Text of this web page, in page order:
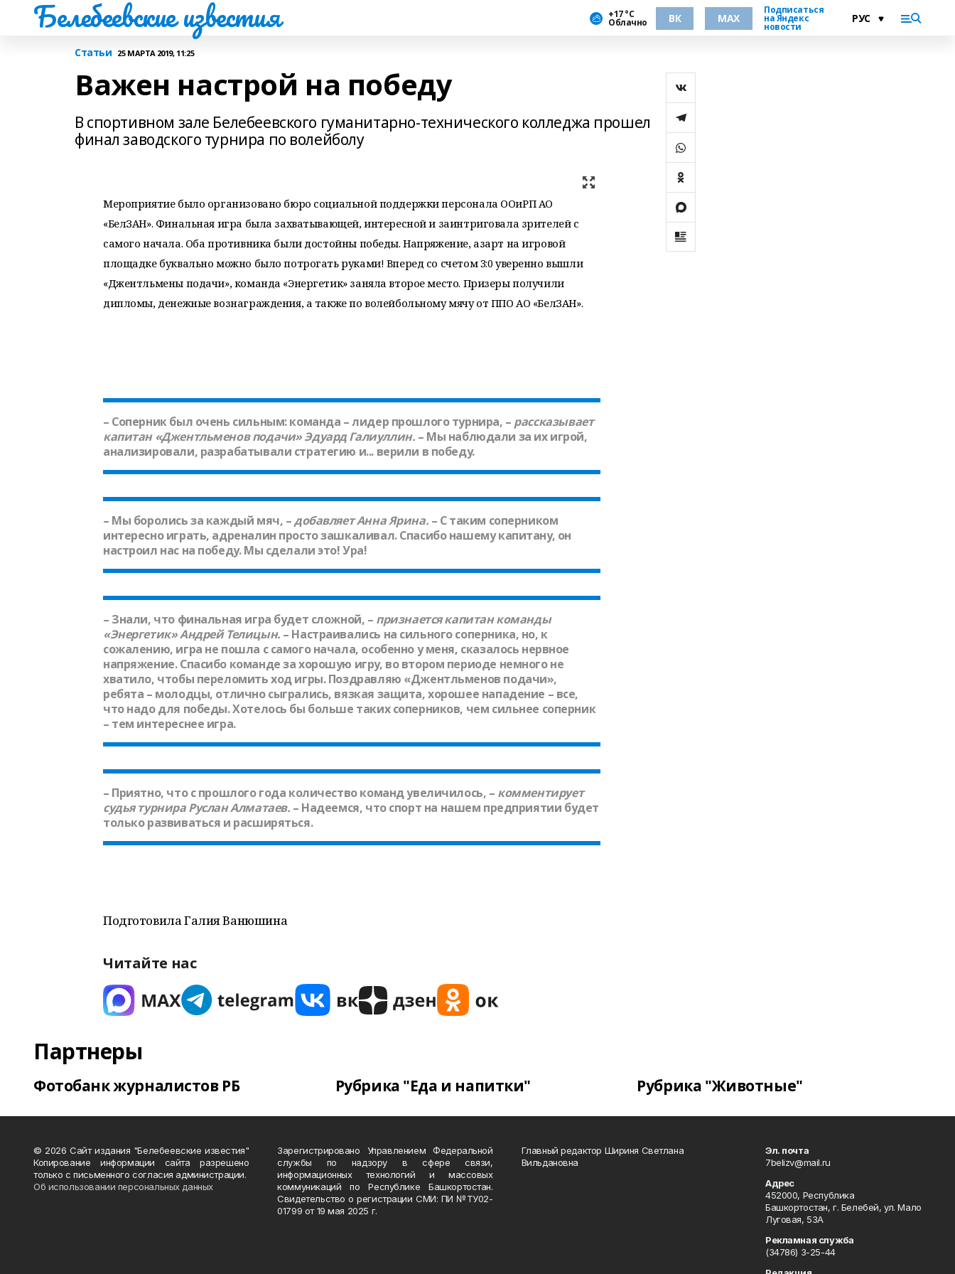
Белебеевские известия +17 °С
Облачно ВК MAX
Подписаться
на Яндекс
новости
Статьи 25 МАРТА 2019, 11:25
Важен настрой на победу
В спортивном зале Белебеевского гуманитарно-технического колледжа прошел
финал заводского турнира по волейболу
Мероприятие было организовано бюро социальной поддержки персонала ООиРП АО
«БелЗАН». Финальная игра была захватывающей, интересной и заинтриговала зрителей с
самого начала. Оба противника были достойны победы. Напряжение, азарт на игровой
площадке буквально можно было потрогать руками! Вперед со счетом 3:0 уверенно вышли
«Джентльмены подачи», команда «Энергетик» заняла второе место. Призеры получили
дипломы, денежные вознаграждения, а также по волейбольному мячу от ППО АО «БелЗАН».
– Соперник был очень сильным: команда – лидер прошлого турнира, – рассказывает
капитан «Джентльменов подачи»Эдуард Галиуллин. – Мы наблюдали за их игрой,
анализировали, разрабатывали стратегию и... верили в победу.
– Мы боролись за каждый мяч, –добавляетАнна Ярина. – С таким соперником
интересно играть, адреналин просто зашкаливал. Спасибо нашему капитану, он
настроил нас на победу. Мы сделали это! Ура!
– Знали, что финальная игра будет сложной, – признается капитан команды
«Энергетик»Андрей Телицын. – Настраивались на сильного соперника, но, к
сожалению, игра не пошла с самого начала, особенно у меня, сказалось нервное
напряжение. Спасибо команде за хорошую игру, во втором периоде немного не
хватило, чтобы переломить ход игры. Поздравляю «Джентльменов подачи»,
ребята – молодцы, отлично сыгрались, вязкая защита, хорошее нападение – все,
что надо для победы. Хотелось бы больше таких соперников, чем сильнее соперник
– тем интереснее игра.
– Приятно, что с прошлого года количество команд увеличилось, – комментирует
судья турнираРуслан Алматаев. – Надеемся, что спорт на нашем предприятии будет
только развиваться и расширяться.
Подготовила Галия Ванюшина
Читайте нас
Партнеры
Фотобанк журналистов РБ Рубрика "Еда и напитки" Рубрика "Животные"
© 2026 Сайт издания "Белебеевские известия"
Копирование информации сайта разрешено
только с письменного согласия администрации.
Об использовании персональных данных
Зарегистрировано Управлением Федеральной
службы по надзору в сфере связи,
информационных технологий и массовых
коммуникаций по Республике Башкортостан.
Свидетельство о регистрации СМИ: ПИ №ТУ02-
01799 от 19 мая 2025 г.
Главный редактор Шириня Светлана
Вильдановна
Эл. почта
7belizv@mail.ru
Адрес
452000, Республика
Башкортостан, г. Белебей, ул. Мало
Луговая, 53А
Рекламная служба
(34786) 3-25-44